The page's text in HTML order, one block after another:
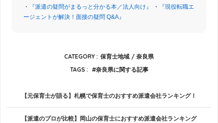
・ 『派遣の疑問がまるっと分かる本／法人向け』 ・
『現役転職エ
ージェントが解決！面接の疑問 Q&A』
CATEGORY : 保育士地域
奈良県
TAGS :
奈良県に関する記事
【元保育士が語る】札幌で保育士のおすすめ派遣会社ランキング！
【派遣のプロが比較】岡山の保育士におすすめ派遣会社ランキング